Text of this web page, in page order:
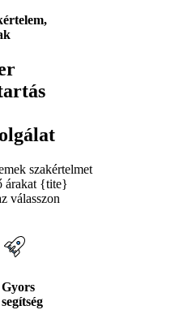
szakértelmet
árakat {tite}
válasszon
Gyors
segítség